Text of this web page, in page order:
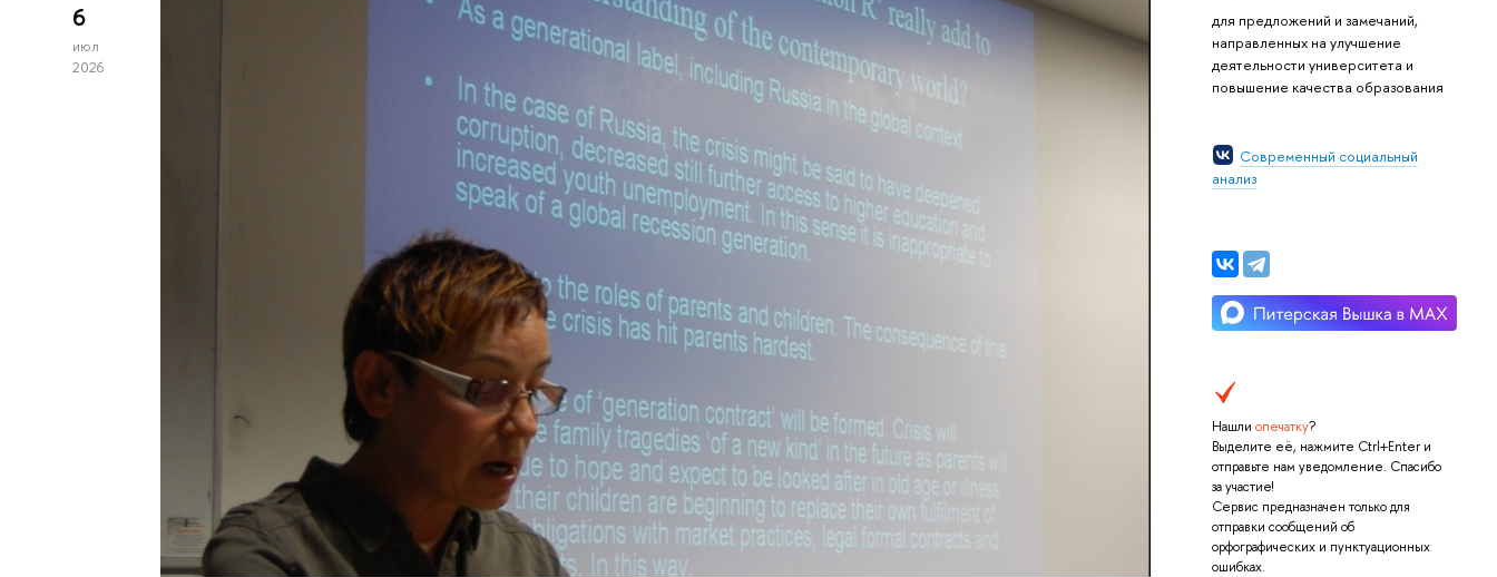
для предложений и замечаний,
направленных на улучшение
деятельности университета и
повышение качества образования
Современный социальный
анализ
Нашли опечатку?
Выделите её, нажмите Ctrl+Enter и
отправьте нам уведомление. Спасибо
за участие!
Сервис предназначен только для
отправки сообщений об
орфографических и пунктуационных
ошибках.
6
июл
2026